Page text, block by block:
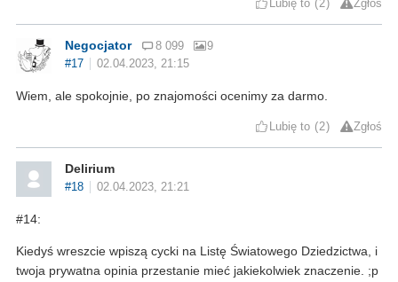
Lubię to 2 Zgłoś
Negocjator 8 099
9
#17
02.04.2023, 21:15
Wiem, ale spokojnie, po znajomości ocenimy za darmo.
Lubię to 2 Zgłoś
Delirium
#18 02.04.2023, 21:21
#14:
Kiedyś wreszcie wpiszą cycki na Listę Światowego Dziedzictwa, i
twoja prywatna opinia przestanie mieć jakiekolwiek znaczenie. ;p